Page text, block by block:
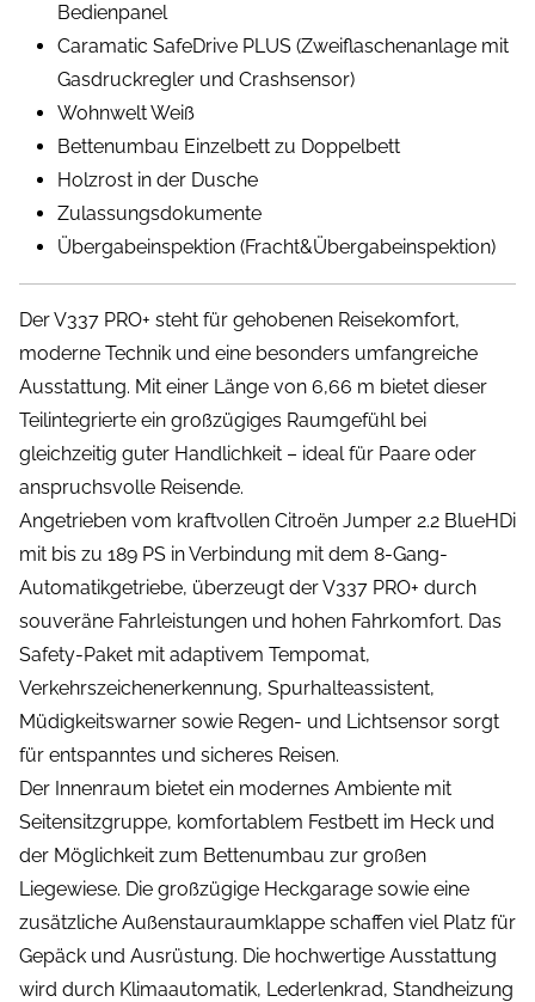
Bedienpanel
Caramatic SafeDrive PLUS (Zweiflaschenanlage mit
Gasdruckregler und Crashsensor)
Wohnwelt Weiß
Bettenumbau Einzelbett zu Doppelbett
Holzrost in der Dusche
Zulassungsdokumente
Übergabeinspektion (Fracht&Übergabeinspektion)
Der V337 PRO+ steht für gehobenen Reisekomfort,
moderne Technik und eine besonders umfangreiche
Ausstattung. Mit einer Länge von 6,66 m bietet dieser
Teilintegrierte ein großzügiges Raumgefühl bei
gleichzeitig guter Handlichkeit – ideal für Paare oder
anspruchsvolle Reisende.
Angetrieben vom kraftvollen Citroën Jumper 2.2 BlueHDi
mit bis zu 189 PS in Verbindung mit dem 8-Gang-
Automatikgetriebe, überzeugt der V337 PRO+ durch
souveräne Fahrleistungen und hohen Fahrkomfort. Das
Safety-Paket mit adaptivem Tempomat,
Verkehrszeichenerkennung, Spurhalteassistent,
Müdigkeitswarner sowie Regen- und Lichtsensor sorgt
für entspanntes und sicheres Reisen.
Der Innenraum bietet ein modernes Ambiente mit
Seitensitzgruppe, komfortablem Festbett im Heck und
der Möglichkeit zum Bettenumbau zur großen
Liegewiese. Die großzügige Heckgarage sowie eine
zusätzliche Außenstauraumklappe schaffen viel Platz für
Gepäck und Ausrüstung. Die hochwertige Ausstattung
wird durch Klimaautomatik, Lederlenkrad, Standheizung